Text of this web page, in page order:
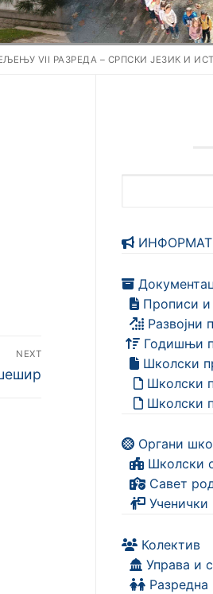
VII РАЗРЕДА – СРПСКИ ЈЕЗИК И
NEXT
Прописи и
Развојни
Годишњи
Школски
Школски
Школски
Органи
Школски
Савет
Ученички
Колектив
Управа и
Разредна